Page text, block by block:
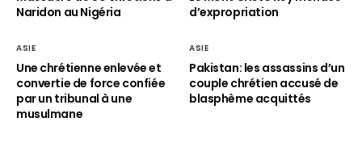
Naridon au Nigéria
d’expropriation
ASIE
Une chrétienne enlevée et
convertie de force confiée
par un tribunal à une
musulmane
ASIE
Pakistan: les assassins d’un
couple chrétien accusé de
blasphème acquittés